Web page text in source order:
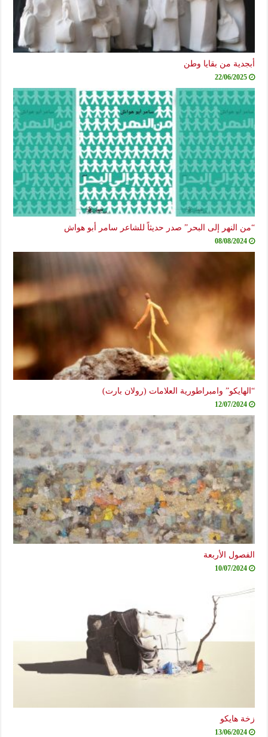
أبجدية من بقايا وطن
22/06/2025
“من النهر إلى البحر” صدر حديثاً للشاعر سامر أبو هواش
08/08/2024
“الهايكو” وامبراطورية العلامات (رولان بارت)
12/07/2024
الفصول الأربعة
10/07/2024
زخة هايكو
13/06/2024